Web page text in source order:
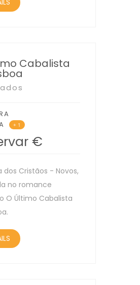
Cabalista
+ 1
€
dos Cristãos - Novos,
no romance
O Último Cabalista